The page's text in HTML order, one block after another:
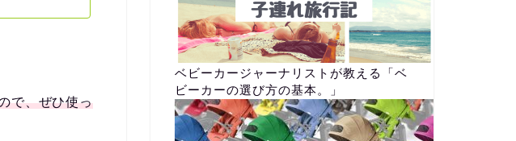
で、ぜひ使っ
ベビーカージャーナリストが教える「ベ
ビーカーの選び方の基本。」